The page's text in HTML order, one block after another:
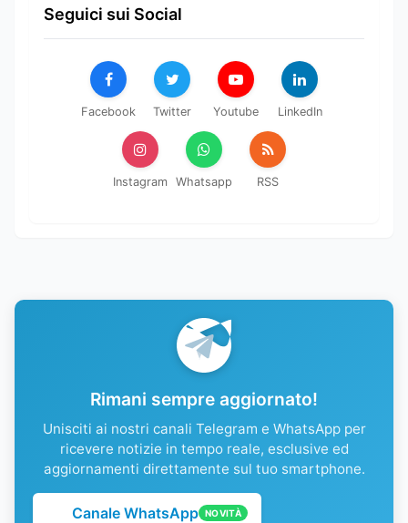
Seguici sui Social
Facebook Twitter Youtube LinkedIn
Instagram Whatsapp RSS
Rimani sempre aggiornato!
Unisciti ai nostri canali Telegram e WhatsApp per
ricevere notizie in tempo reale, esclusive ed
aggiornamenti direttamente sul tuo smartphone.
Canale WhatsApp NOVITÀ